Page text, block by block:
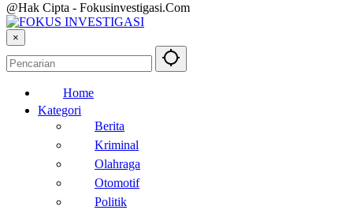
@Hak Cipta - Fokusinvestigasi.Com
×
Home
Kategori
Berita
Kriminal
Olahraga
Otomotif
Politik